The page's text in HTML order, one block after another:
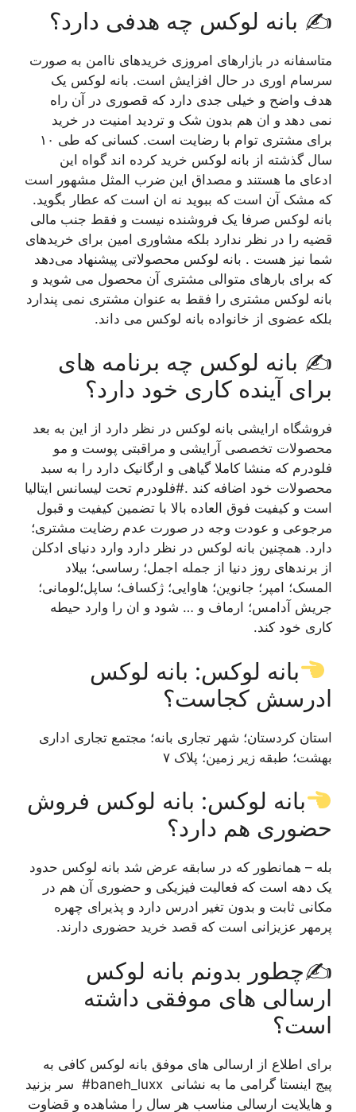
✍️ بانه لوکس چه هدفی دارد؟
متاسفانه در بازارهای امروزی خریدهای ناامن به صورت
سرسام اوری در حال افزایش است. بانه لوکس یک
هدف واضح و خیلی جدی دارد که قصوری در آن راه
نمی دهد و ان هم بدون شک و تردید امنیت در خرید
برای مشتری توام با رضایت است. کسانی که طی ۱۰
سال گذشته از بانه لوکس خرید کرده اند گواه این
ادعای ما هستند و مصداق این ضرب المثل مشهور است
که مشک آن است که ببوید نه ان است که عطار بگوید.
بانه لوکس صرفا یک فروشنده نیست و فقط جنب مالی
قضیه را در نظر ندارد بلکه مشاوری امین برای خریدهای
شما نیز هست . بانه لوکس محصولاتی پیشنهاد می‌دهد
که برای بارهای متوالی مشتری آن محصول می شوید و‌
بانه لوکس مشتری را فقط به عنوان مشتری نمی پندارد
بلکه عضوی از خانواده بانه لوکس می داند.
✍️ بانه لوکس چه برنامه های
برای آینده کاری خود دارد؟
فروشگاه ارایشی بانه لوکس در نظر دارد از این به بعد
محصولات تخصصی آرایشی و مراقبتی پوست و مو
فلودرم که منشا کاملا گیاهی و ارگانیک دارد را به سبد
محصولات خود اضافه کند .#فلودرم تحت لیسانس ایتالیا
است و کیفیت فوق العاده بالا با تضمین کیفیت و قبول
مرجوعی و عودت وجه در صورت عدم رضایت مشتری؛
دارد. همچنین بانه لوکس در نظر دارد وارد دنیای ادکلن
از برندهای روز دنیا از جمله اجمل؛ رساسی؛ بیلاد
المسک؛ امپر؛ جانوین؛ هاوایی؛ ژکساف؛ ساپل؛لومانی؛
جریش آدامس؛ ارماف و … شود و ان را وارد حیطه
کاری خود کند.
بانه لوکس: بانه لوکس
ادرسش کجاست؟
استان کردستان؛ شهر تجاری بانه؛ مجتمع تجاری اداری
بهشت؛ طبقه زیر زمین؛ پلاک ۷
بانه لوکس: بانه لوکس فروش
حضوری هم دارد؟
بله – همانطور که در سابقه عرض شد بانه لوکس حدود
یک دهه است که فعالیت فیزیکی و حضوری آن هم در
مکانی ثابت و بدون تغیر ادرس دارد و پذیرای چهره
پرمهر عزیزانی است که قصد خرید حضوری دارند.
✍️چطور بدونم بانه لوکس
ارسالی های موفقی داشته
است؟
برای اطلاع از ارسالی های موفق بانه لوکس کافی به
پیج اینستا گرامی ما به نشانی baneh_luxx# سر بزنید
و هایلایت ارسالی مناسب هر سال را مشاهده و قضاوت